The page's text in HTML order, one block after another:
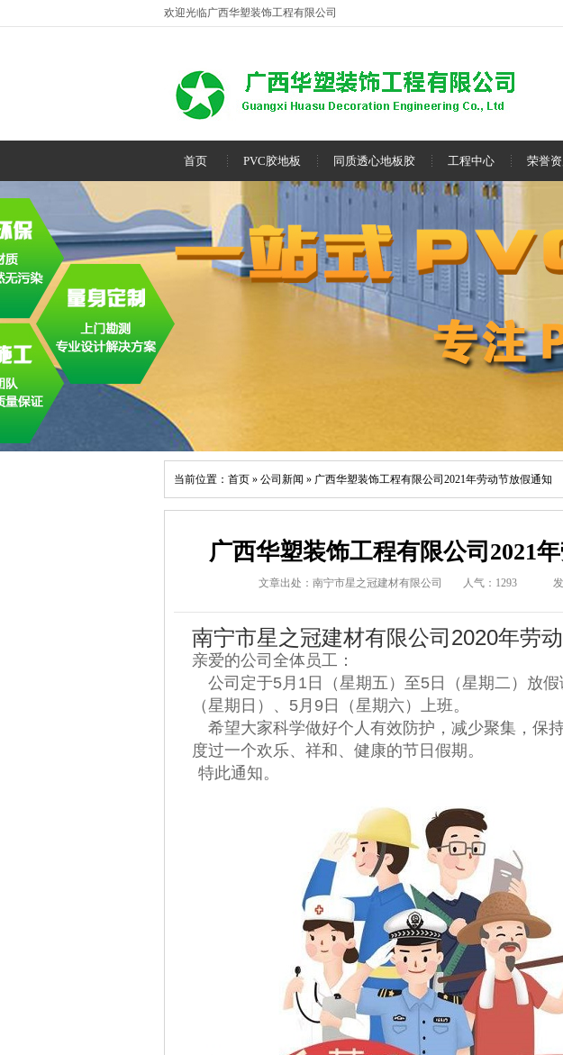
欢迎光临广西华塑装饰工程有限公司
首页 PVC胶地板 同质透心地板胶 工程中心 荣誉
当前位置： 首页 » 公司新闻 » 广西华塑装饰工程有限公司2021年劳动节放假通知
广西华塑装饰工程有限公司2021
文章出处：南宁市星之冠建材有限公司 人气： 1293
南宁市星之冠建材有限公司 2020年劳
亲爱的公司全体员工：
公司定于5月 1 日（星期五）至5 日（星期二）放
（星期日）、 5月 9 日（星期六）上班。
希望大家科学做好个人有效防护，减少聚集，保
度过一个欢乐、祥和、健康的节日假期。
特此通知。